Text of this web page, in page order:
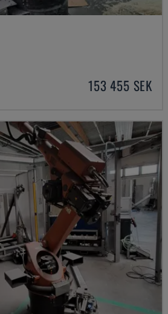
153 455 SEK